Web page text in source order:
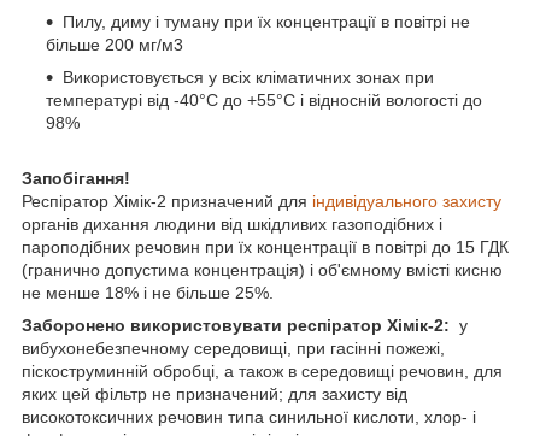
Пилу, диму і туману при їх концентрації в повітрі не
більше 200 мг/м3
Використовується у всіх кліматичних зонах при
температурі від -40°С до +55°С і відносній вологості до
98%
Запобігання!
Респіратор Хімік-2 призначений для індивідуального захисту
органів дихання людини від шкідливих газоподібних і
пароподібних речовин при їх концентрації в повітрі до 15 ГДК
(гранично допустима концентрація) і об'ємному вмісті кисню
не менше 18% і не більше 25%.
Заборонено використовувати респіратор Хімік-2: у
вибухонебезпечному середовищі, при гасінні пожежі,
піскоструминній обробці, а також в середовищі речовин, для
яких цей фільтр не призначений; для захисту від
високотоксичних речовин типа синильної кислоти, хлор- і